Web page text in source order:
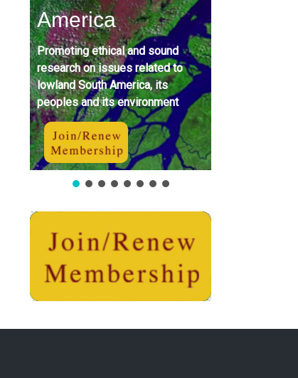
America
Promoting ethical and sound
research on issues related to
lowland South America, its
peoples and its environment